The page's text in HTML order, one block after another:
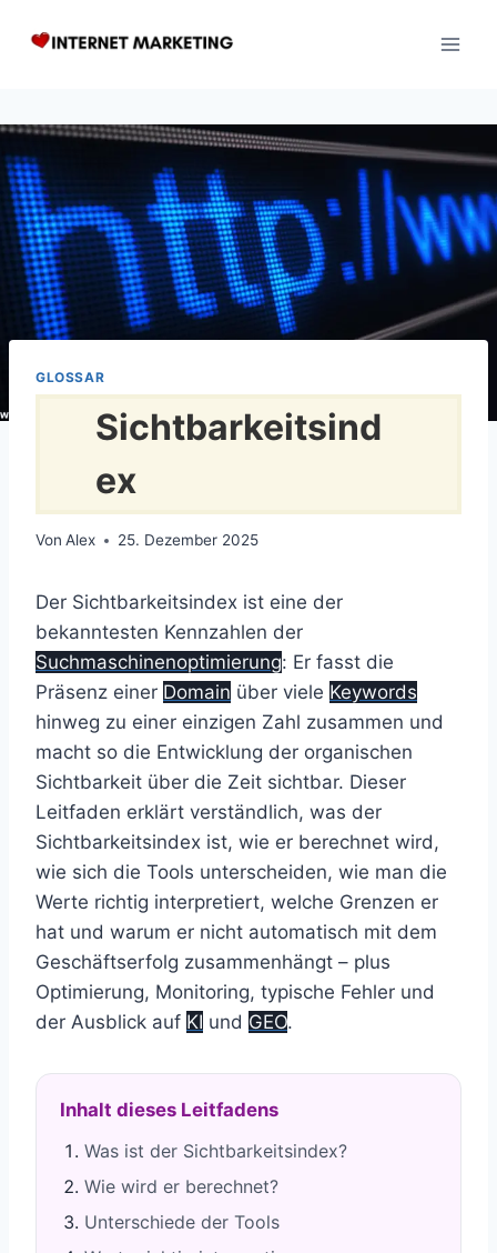
Inhalt
GLOSSAR
Sichtbarkeitsind
ex
Von Alex 25. Dezember 2025
Der Sichtbarkeitsindex ist eine der
bekanntesten Kennzahlen der
Suchmaschinenoptimierung: Er fasst die
Präsenz einer Domain über viele Keywords
hinweg zu einer einzigen Zahl zusammen und
macht so die Entwicklung der organischen
Sichtbarkeit über die Zeit sichtbar. Dieser
Leitfaden erklärt verständlich, was der
Sichtbarkeitsindex ist, wie er berechnet wird,
wie sich die Tools unterscheiden, wie man die
Werte richtig interpretiert, welche Grenzen er
hat und warum er nicht automatisch mit dem
Geschäftserfolg zusammenhängt – plus
Optimierung, Monitoring, typische Fehler und
der Ausblick auf KI und GEO.
Inhalt dieses Leitfadens
Was ist der Sichtbarkeitsindex?
Wie wird er berechnet?
Unterschiede der Tools